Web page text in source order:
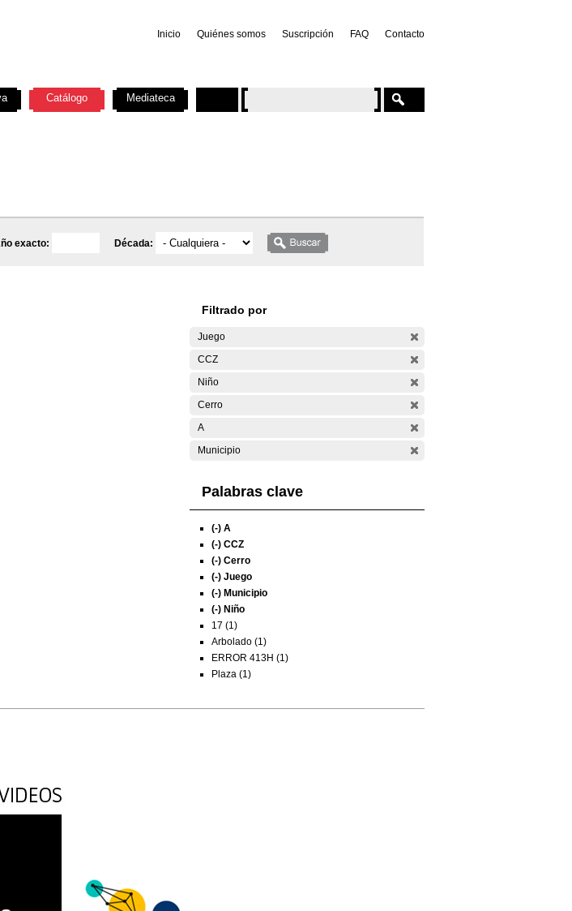
Inicio Quiénes somos Suscripción FAQ Contacto
exacto: Década:
Filtrado por
Juego
CCZ
Niño
Cerro
A
Municipio
Palabras clave
(-) A
(-) CCZ
(-) Cerro
(-) Juego
(-) Municipio
(-) Niño
17 (1)
Arbolado (1)
ERROR 413H (1)
Plaza (1)
Catálogo Mediateca